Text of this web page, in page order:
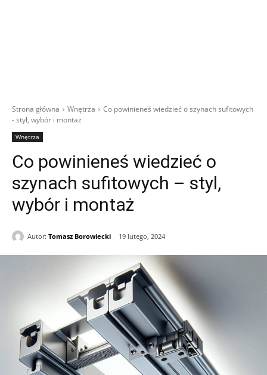
Strona główna Wnętrza
Co powinieneś wiedzieć o szynach sufitowych
- styl, wybór i montaż
Wnętrza
Co powinieneś wiedzieć o
szynach sufitowych – styl,
wybór i montaż
Autor: Tomasz Borowiecki 19 lutego, 2024